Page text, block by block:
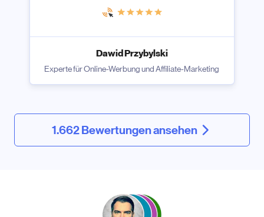
Dawid Przybylski
Experte für Online-Werbung und Affiliate-Marketing
1.662 Bewertungen ansehen